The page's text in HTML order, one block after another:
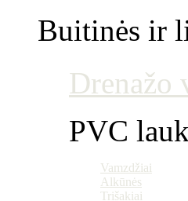
Buitinės ir
PVC
Vamzdžiai
Alkūnės
Trišakiai